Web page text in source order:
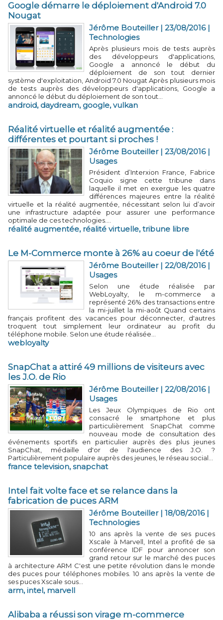
Google démarre le déploiement d'Android 7.0
Nougat
Jérôme Bouteiller | 23/08/2016|
Technologies
Après plusieurs mois de tests auprès
des développeurs d'applications,
Google a annoncé le début du
déploiement de son tout dernier
système d'exploitation, Android 7.0 Nougat Après plusieurs mois
de tests auprès des développeurs d'applications, Google a
annoncé le début du déploiement de son tout...
android, daydream, google,vulkan
Réalité virtuelle et réalité augmentée :
différentes et pourtant si proches !
Jérôme Bouteiller | 23/08/2016|
Usages
Président d’Interxion France, Fabrice
Coquio signe cette tribune dans
laquelle il met en exergue les quatre
différences majeures entre la réalité
virtuelle et la réalité augmentée, nécessitant selon lui d’avoir
une infrastructure adaptée pour assurer une performance
optimale de ces technologies....
réalité augmentée, réalité virtuelle,tribune libre
Le M-Commerce monte à 26% au coeur de l'été
Jérôme Bouteiller | 22/08/2016|
Usages
Selon une étude réalisée par
WebLoyalty, le m-commerce a
représenté 26% des transactions entre
la mi-juillet la mi-août Quand certains
français profitent des vacances pour déconnecter, d'autres
troquent tout simplement leur ordinateur au profit du
téléphone mobile. Selon une étude réalisée...
webloyalty
SnapChat a attiré 49 millions de visiteurs avec
les J.O. de Rio
Jérôme Bouteiller | 22/08/2016|
Usages
Les Jeux Olympiques de Rio ont
consacré le smartphone et plus
particulièrement SnapChat comme
nouveau mode de consultation des
événements sportifs en particulier auprès des plus jeunes
SnapChat, médaille d'or de l'audience des J.O. ?
Particulièrement populaire auprès des jeunes, le réseau social...
france television,snapchat
Intel fait volte face et se relance dans la
fabrication de puces ARM
Jérôme Bouteiller | 18/08/2016|
Technologies
10 ans après la vente de ses puces
Xscale à Marvell, Intel a profité de sa
conférence IDF pour annoncer son
grand retour sur le marché des puces
à architecture ARM C'est une petite révolution dans le monde
des puces pour téléphones mobiles. 10 ans après la vente de
ses puces Xscale sous...
arm,intel, marvell
Alibaba a réussi son virage m-commerce